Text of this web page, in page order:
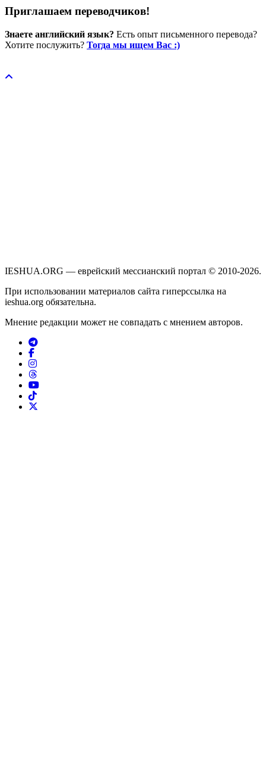
Приглашаем переводчиков!
Знаете английский язык? Есть опыт письменного перевода?
Хотите послужить? Тогда мы ищем Вас :)
IESHUA.ORG — еврейский мессианский портал © 2010-2026.
При использовании материалов сайта гиперссылка на
ieshua.org обязательна.
Мнение редакции может не совпадать с мнением авторов.